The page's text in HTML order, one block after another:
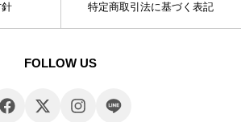
特定商取引法に基づく表記
FOLLOW US